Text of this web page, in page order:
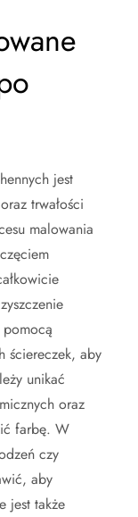
jest
trwałości
malowania
ściereczek, aby
unikać
oraz
farbę. W
czy
aby
jest także